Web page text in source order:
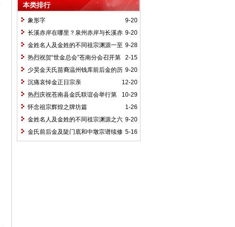
本类排行
9-20
象形字
9-20
长溪赤岸在哪里？泉州赤岸与长溪赤
岸不同吗？
9-28
金姓名人及金姓的不同祖宗渊源一至
五
2-15
热烈祝贺“世金总会”苍南分会召开第
二届代表大会
9-20
少昊金天氏苗裔温州钱库前后金的历
程
12-20
沉痛哀悼金正日宗亲
10-29
热烈庆祝苍南县金氏联谊会举行第
三届代表大会
1-26
怀念祖宗辉煌之牌坊篇
9-20
金姓名人及金姓的不同祖宗渊源之六
5-16
金氏前后金及陡门底和中墩宗谱续修